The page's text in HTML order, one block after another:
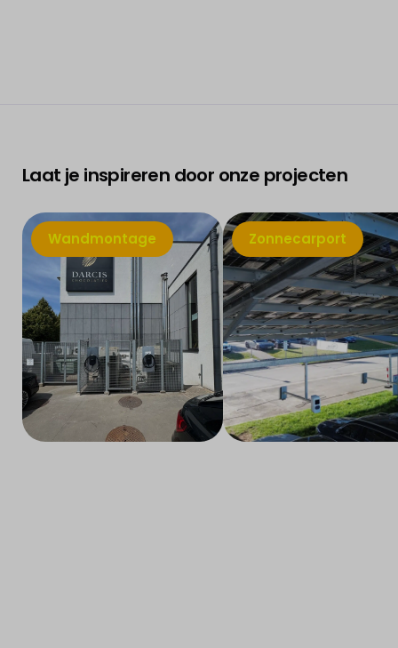
Laat je inspireren door onze projecten
Wandmontage Zonnecarport